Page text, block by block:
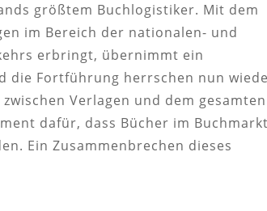
größtem Buchlogistiker. Mit dem
im Bereich der nationalen- und
erbringt, übernimmt ein
die Fortführung herrschen nun
Verlagen und dem gesamten
dafür, dass Bücher im Buchmarkt
Ein Zusammenbrechen dieses